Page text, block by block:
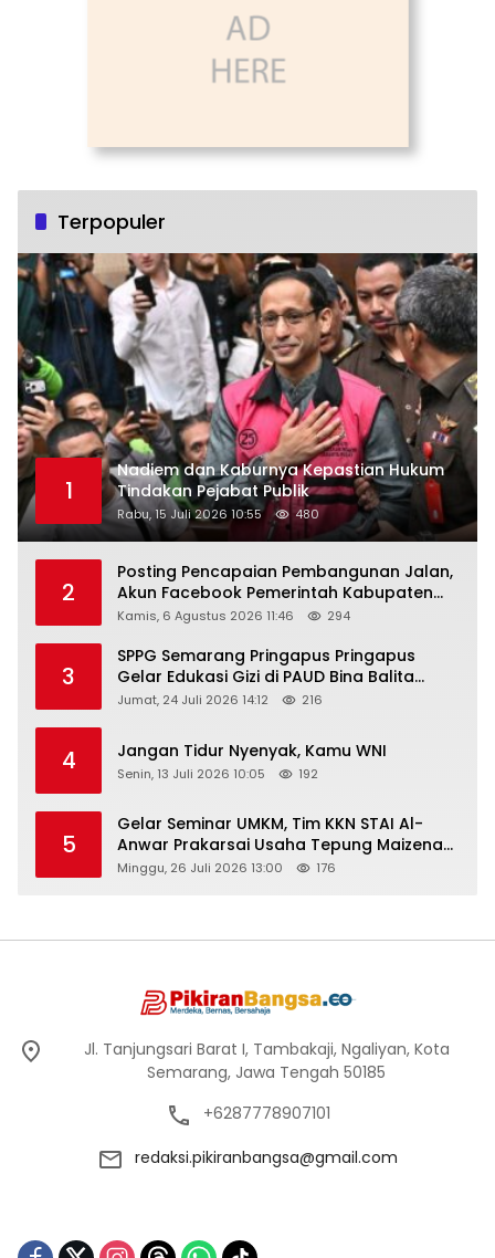
Terpopuler
1
Nadiem dan Kaburnya Kepastian Hukum
Tindakan Pejabat Publik
Rabu, 15 Juli 2026 10:55 480
2
Posting Pencapaian Pembangunan Jalan,
Akun Facebook Pemerintah Kabupaten
Rembang “Dirujak” Warganet
Kamis, 6 Agustus 2026 11:46 294
3
SPPG Semarang Pringapus Pringapus
Gelar Edukasi Gizi di PAUD Bina Balita
Peringati Hari Anak Nasional 2026
Jumat, 24 Juli 2026 14:12 216
4 Jangan Tidur Nyenyak, Kamu WNI
Senin, 13 Juli 2026 10:05 192
5
Gelar Seminar UMKM, Tim KKN STAI Al-
Anwar Prakarsai Usaha Tepung Maizena
di Logung
Minggu, 26 Juli 2026 13:00 176
Jl. Tanjungsari Barat I, Tambakaji, Ngaliyan, Kota
Semarang, Jawa Tengah 50185
+6287778907101
redaksi.pikiranbangsa@gmail.com